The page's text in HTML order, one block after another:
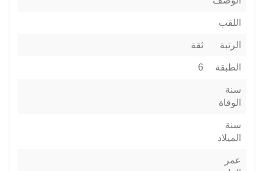
اللقب
الرتبة ثقة
الطبقة 6
سنة
الوفاة
سنة
الميلاد
عمر